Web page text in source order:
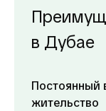
в Дубае
Постоянный
жительство